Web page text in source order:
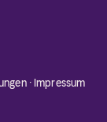
· Impressum